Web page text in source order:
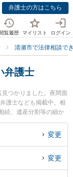
弁護士の方はこちら
閲覧履歴 マイリスト ログイン
清瀬市で法律相談で
弁護士
つかりました。夜間面
護士なども掲載中。相
続、遺産分割等の細か
き法律事務所の小池 良
目されています。『清
相談できる清瀬市内の
おすすめです。
変更
変更